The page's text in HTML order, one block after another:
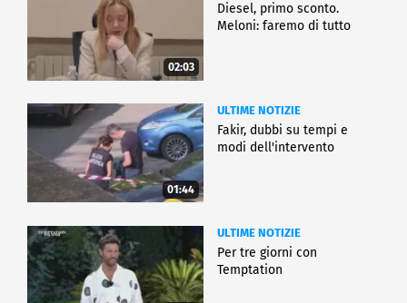
02:03
Diesel, primo sconto.
Meloni: faremo di tutto
01:44
ULTIME NOTIZIE
Fakir, dubbi su tempi e
modi dell'intervento
ULTIME NOTIZIE
Per tre giorni con
Temptation